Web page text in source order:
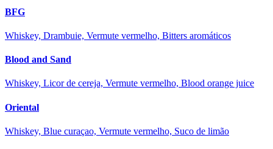
BFG
Whiskey, Drambuie, Vermute vermelho, Bitters aromáticos
Blood and Sand
Whiskey, Licor de cereja, Vermute vermelho, Blood orange juice
Oriental
Whiskey, Blue curaçao, Vermute vermelho, Suco de limão